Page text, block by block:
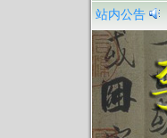
站内公告